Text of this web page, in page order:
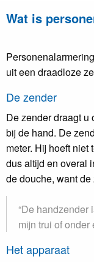
Wat is
uit een draadloze
De zender
De zender draagt u
bij de hand. De
meter. Hij hoeft
dus altijd en overal
de douche, want
“De handzender
mijn trui of onder
Het apparaat